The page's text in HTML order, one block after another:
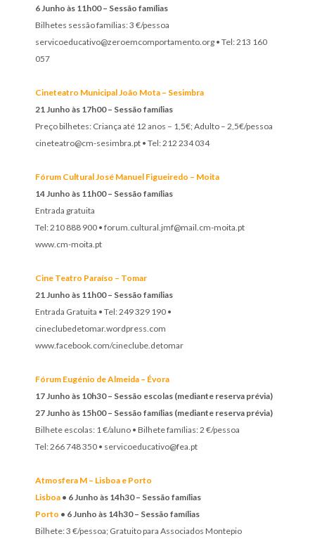
6 Junho às 11h00 – Sessão famílias
Bilhetes sessão famílias: 3 €/pessoa
servicoeducativo@zeroemcomportamento.org • Tel: 213 160
057
Cineteatro Municipal João Mota – Sesimbra
21 Junho às 17h00 – Sessão famílias
Preço bilhetes: Criança até 12 anos – 1,5€; Adulto – 2,5€/pessoa
cineteatro@cm-sesimbra.pt • Tel: 212 234 034
Fórum Cultural José Manuel Figueiredo – Moita
14 Junho às 11h00 – Sessão famílias
Entrada gratuita
Tel: 210 888 900 • forum.cultural.jmf@mail.cm-moita.pt
www.cm-moita.pt
Cine Teatro Paraíso – Tomar
21 Junho às 11h00 – Sessão famílias
Entrada Gratuita • Tel: 249 329 190 •
cineclubedetomar.wordpress.com
www.facebook.com/cineclube.detomar
Fórum Eugénio de Almeida – Évora
17 Junho às 10h30 – Sessão escolas (mediante reserva prévia)
27 Junho às 15h00 – Sessão famílias (mediante reserva prévia)
Bilhete escolas: 1 €/aluno • Bilhete famílias: 2 €/pessoa
Tel: 266 748 350 • servicoeducativo@fea.pt
Atmosfera M – Lisboa e Porto
Lisboa • 6 Junho às 14h30 – Sessão famílias
Porto • 6 Junho às 14h30 – Sessão famílias
Bilhete: 3 €/pessoa; Gratuito para Associados Montepio